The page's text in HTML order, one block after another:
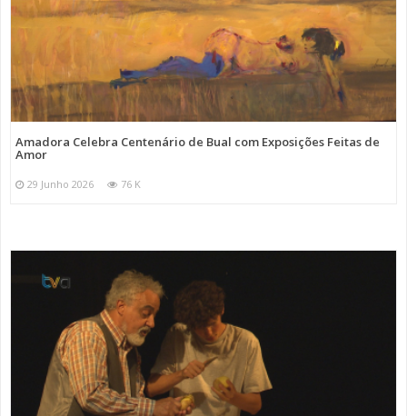
Amadora Celebra Centenário de Bual com Exposições Feitas de
Amor
29 Junho 2026 76 K